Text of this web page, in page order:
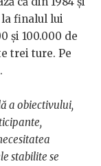
la finalul lui
și 100.000 de
trei ture. Pe
a obiectivului,
stabilite se